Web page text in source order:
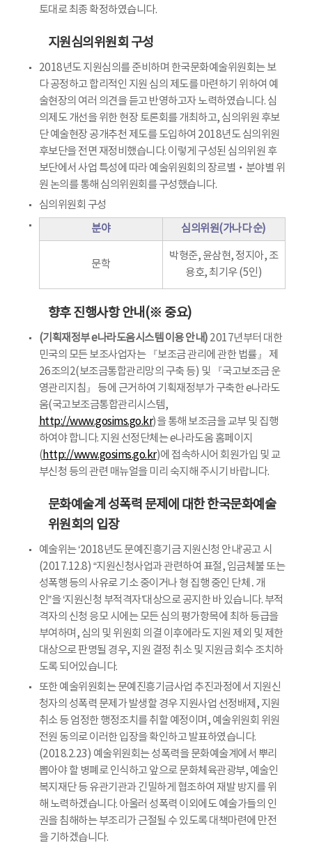
토대로 최종 확정하였습니다.
지원심의위원회 구성
2018년도 지원심의를 준비하며 한국문화예술위원회는 보
다 공정하고 합리적인 지원 심의 제도를 마련하기 위하여 예
술현장의 여러 의견을 듣고 반영하고자 노력하였습니다. 심
의제도 개선을 위한 현장 토론회를 개최하고, 심의위원 후보
단 예술현장 공개추천 제도를 도입하여 2018년도 심의위원
후보단을 전면 재정비했습니다. 이렇게 구성된 심의위원 후
보단에서 사업 특성에 따라 예술위원회의 장르별‧분야별 위
원 논의를 통해 심의위원회를 구성했습니다.
심의위원회 구성
분야
심의위원(가나다 순)
문학
박형준, 윤삼현, 정지아, 조
용호, 최기우 (5인)
향후 진행사항 안내(※ 중요)
(기획재정부 e나라도움시스템 이용 안내) 2017년부터 대한
민국의 모든 보조사업자는 『보조금 관리에 관한 법률』 제
26조의2(보조금통합관리망의 구축 등) 및 『국고보조금 운
영관리지침』 등에 근거하여 기획재정부가 구축한 e나라도
움(국고보조금통합관리시스템,
http://www.gosims.go.kr)을 통해 보조금을 교부 및 집행
하여야 합니다. 지원 선정단체는 e나라도움 홈페이지
( http://www.gosims.go.kr)에 접속하시어 회원가입 및 교
부신청 등의 관련 매뉴얼을 미리 숙지해 주시기 바랍니다.
문화예술계 성폭력 문제에 대한 한국문화예술
위원회의 입장
예술위는 ‘2018년도 문예진흥기금 지원신청 안내’공고 시
(2017.12.8) “지원신청사업과 관련하여 표절, 임금체불 또는
성폭행 등의 사유로 기소 중이거나 형 집행 중인 단체․개
인”을 ‘지원신청 부적격자’대상으로 공지한 바 있습니다. 부적
격자의 신청 응모 시에는 모든 심의 평가항목에 최하 등급을
부여하며, 심의 및 위원회 의결 이후에라도 지원 제외 및 제한
대상으로 판명될 경우, 지원 결정 취소 및 지원금 회수 조치하
도록 되어있습니다.
또한 예술위원회는 문예진흥기금사업 추진과정에서 지원신
청자의 성폭력 문제가 발생할 경우 지원사업 선정배제, 지원
취소 등 엄정한 행정조치를 취할 예정이며, 예술위원회 위원
전원 동의로 이러한 입장을 확인하고 발표하였습니다.
(2018.2.23) 예술위원회는 성폭력을 문화예술계에서 뿌리
뽑아야 할 병폐로 인식하고 앞으로 문화체육관광부, 예술인
복지재단 등 유관기관과 긴밀하게 협조하여 재발 방지를 위
해 노력하겠습니다. 아울러 성폭력 이외에도 예술가들의 인
권을 침해하는 부조리가 근절될 수 있도록 대책마련에 만전
을 기하겠습니다.